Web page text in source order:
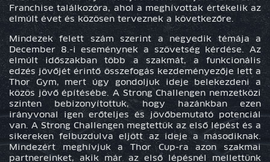
Franchise találkozóra, ahol a meghívottak értékelik az
elmúlt évet és közösen terveznek a következőre.
Mindezek felett szám szerint a negyedik témája a
December 8.-i eseménynek a szövetség kérdése. Az
elmúlt időszakban több a szakmát, a funkcionális
edzés jövőjét érintő összefogás kezdeményezője lett a
Thor Gym, mert úgy gondoljuk ideje belekezdeni a
közös jövő építésébe. A Strong Challengen nemzetközi
szinten bebizonyítottuk, hogy hazánkban ezen
irányvonal igen erőteljes és jövőbemutató potenciál
van. A Strong Challengen megtettük az első lépést és a
sikereken felbuzdulva eljött az ideje a másodiknak.
Mindezért meghívjuk a Thor Cup-ra azon szakmai
partnereinket, akik már az első lépésnél mellettünk